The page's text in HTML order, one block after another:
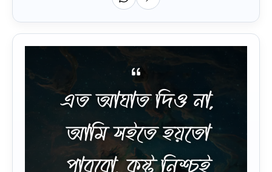
এত আঘাত দিও না,
আমি সইতে হয়তো
পারবো, কষ্ট নিশ্চই